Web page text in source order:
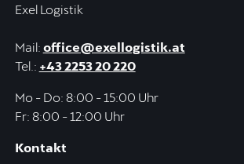
Exel Logistik
Mail: office@exellogistik.at
Tel.: +43 2253 20 220
Mo - Do: 8:00 - 15:00 Uhr
Fr: 8:00 - 12:00 Uhr
Kontakt